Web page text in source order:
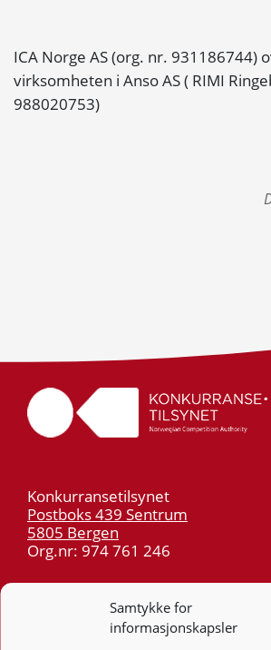
Samtykke for
informasjonskapsler
ICA Norge AS (org. nr. 931186744)
virksomheten i Anso AS ( RIMI
988020753)
Konkurransetilsynet
Postboks 439 Sentrum
5805 Bergen
Org.nr: 974 761 246
55 59 75 00
post@kt.no